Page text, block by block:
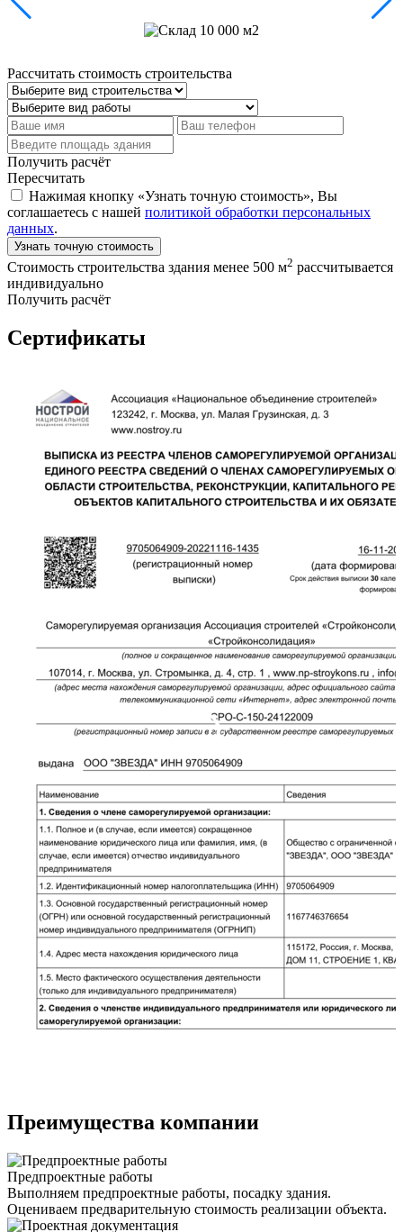
Рассчитать стоимость строительства
Получить расчёт
Пересчитать
Нажимая кнопку «Узнать точную стоимость», Вы
соглашаетесь с нашей политикой обработки персональных
данных.
Узнать точную стоимость
Стоимость строительства здания менее 500 м2 рассчитывается
индивидуально
Получить расчёт
Сертификаты
Преимущества компании
Предпроектные работы
Выполняем предпроектные работы, посадку здания.
Оцениваем предварительную стоимость реализации объекта.